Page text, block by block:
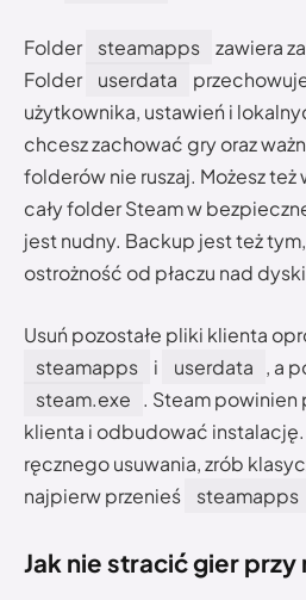
Folder steamapps
zawiera
Folder
userdata
użytkownika, ustawień i
chcesz zachować gry oraz
folderów nie ruszaj. Możesz
cały folder Steam w
jest nudny. Backup jest też
ostrożność od płaczu nad
Usuń pozostałe pliki klienta
steamapps
i userdata , a
steam.exe . Steam
klienta i odbudować instalację.
ręcznego usuwania, zrób
najpierw przenieś
steamapps
Jak nie stracić gier